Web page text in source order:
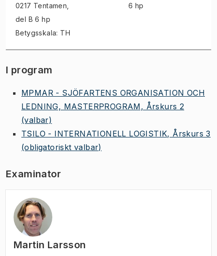
0217 Tentamen
del B 6 hp
Betygsskala: TH
6 hp
I program
MPMAR - SJÖFARTENS ORGANISATION OCH
LEDNING, MASTERPROGRAM, Årskurs 2
(valbar)
TSILO - INTERNATIONELL LOGISTIK, Årskurs 3
(obligatoriskt valbar)
Examinator
Martin Larsson